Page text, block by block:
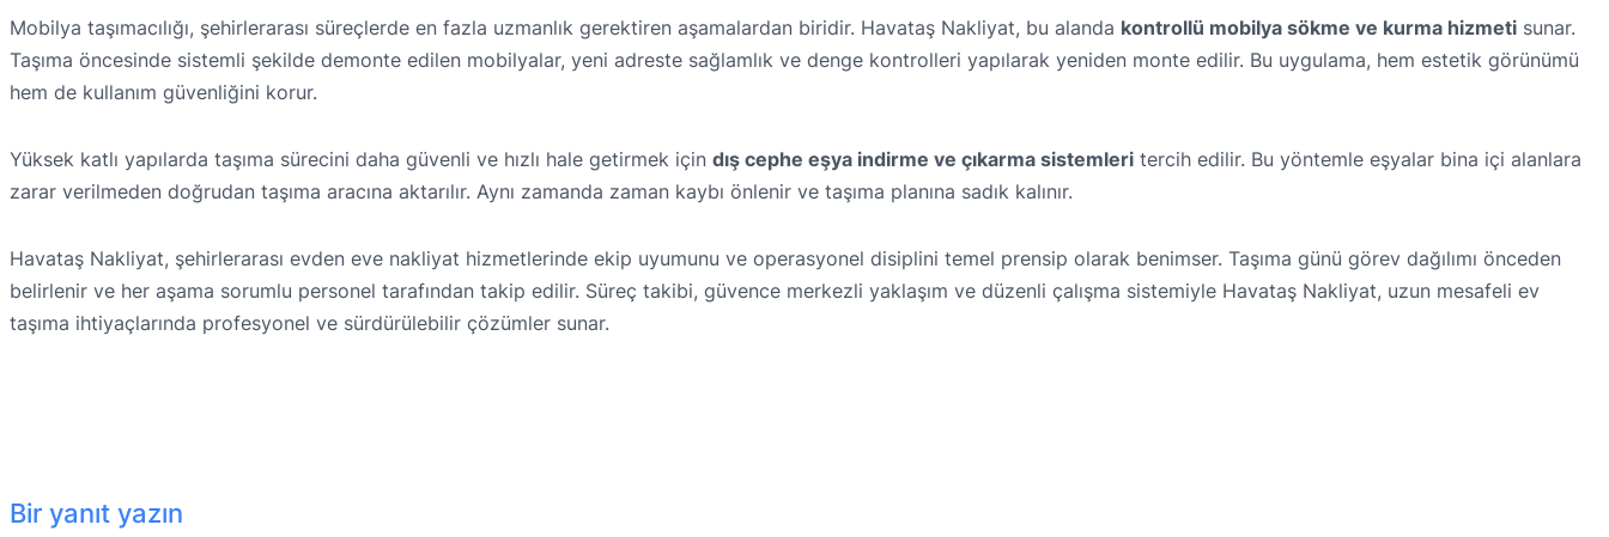
Mobilya taşımacılığı, şehirlerarası süreçlerde en fazla uzmanlık gerektiren aşamalardan biridir. Havataş Nakliyat, bu alanda kontrollü mobilya sökme ve kurma hizmeti sunar.
Taşıma öncesinde sistemli şekilde demonte edilen mobilyalar, yeni adreste sağlamlık ve denge kontrolleri yapılarak yeniden monte edilir. Bu uygulama, hem estetik görünümü
hem de kullanım güvenliğini korur.
Yüksek katlı yapılarda taşıma sürecini daha güvenli ve hızlı hale getirmek için dış cephe eşya indirme ve çıkarma sistemleri tercih edilir. Bu yöntemle eşyalar bina içi alanlara
zarar verilmeden doğrudan taşıma aracına aktarılır. Aynı zamanda zaman kaybı önlenir ve taşıma planına sadık kalınır.
Havataş Nakliyat, şehirlerarası evden eve nakliyat hizmetlerinde ekip uyumunu ve operasyonel disiplini temel prensip olarak benimser. Taşıma günü görev dağılımı önceden
belirlenir ve her aşama sorumlu personel tarafından takip edilir. Süreç takibi, güvence merkezli yaklaşım ve düzenli çalışma sistemiyle Havataş Nakliyat, uzun mesafeli ev
taşıma ihtiyaçlarında profesyonel ve sürdürülebilir çözümler sunar.
Bir yanıt yazın